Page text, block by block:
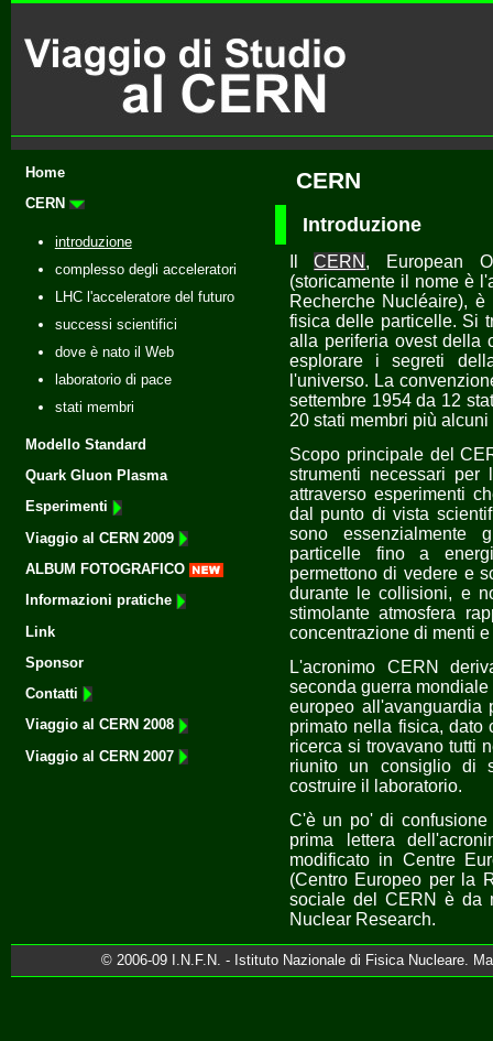
Home
CERN
introduzione
complesso degli acceleratori
LHC l'acceleratore del futuro
successi scientifici
dove è nato il Web
laboratorio di pace
stati membri
Modello Standard
Quark Gluon Plasma
Esperimenti
Viaggio al CERN 2009
ALBUM FOTOGRAFICO
Informazioni pratiche
Link
Sponsor
Contatti
Viaggio al CERN 2008
Viaggio al CERN 2007
CERN
Introduzione
IlCERN , European
(storicamente il nome è
Recherche Nucléaire),
fisica delle particelle. Si
alla periferia ovest della
esplorare i segreti
l'universo. La
settembre 1954 da 12
20 stati membri più
Scopo principale del
strumenti necessari
attraverso esperimenti
dal punto di vista
sono essenzialmente
particelle fino a
permettono di vedere e
durante le collisioni, e
stimolante atmosfera
concentrazione di menti
L'acronimo CERN
seconda guerra
europeo
primato nella fisica,
ricerca si trovavano tutti
riunito un consiglio di
costruire il laboratorio.
C'è un po' di
prima lettera
modificato in Centre
(Centro Europeo per la
sociale del CERN è da
Nuclear Research.
© 2006-09 I.N.F.N. - Istituto Nazionale di Fisica Nucleare.